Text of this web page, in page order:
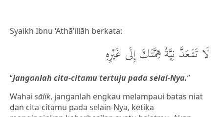
Syaikh Ibnu ‘Athā’illāh berkata:
لَا تَتَعَدَّ نِيَّةُ هِمَّتَكَ إِلَى غَيْرِهِ
“Janganlah cita-citamu tertuju pada selai-Nya.”
Wahai sālik, janganlah engkau melampaui batas niat
dan cita-citamu pada selain-Nya, ketika